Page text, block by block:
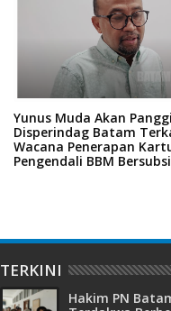
Yunus Muda Akan
Disperindag Batam
Wacana Penerapan
Pengendali BBM
TERKINI
Hakim PN